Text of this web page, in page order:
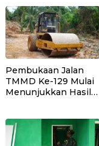
Pembukaan Jalan
TMMD Ke-129 Mulai
Menunjukkan Hasil